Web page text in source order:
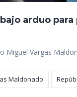
arduo
Miguel Vargas
Maldonado